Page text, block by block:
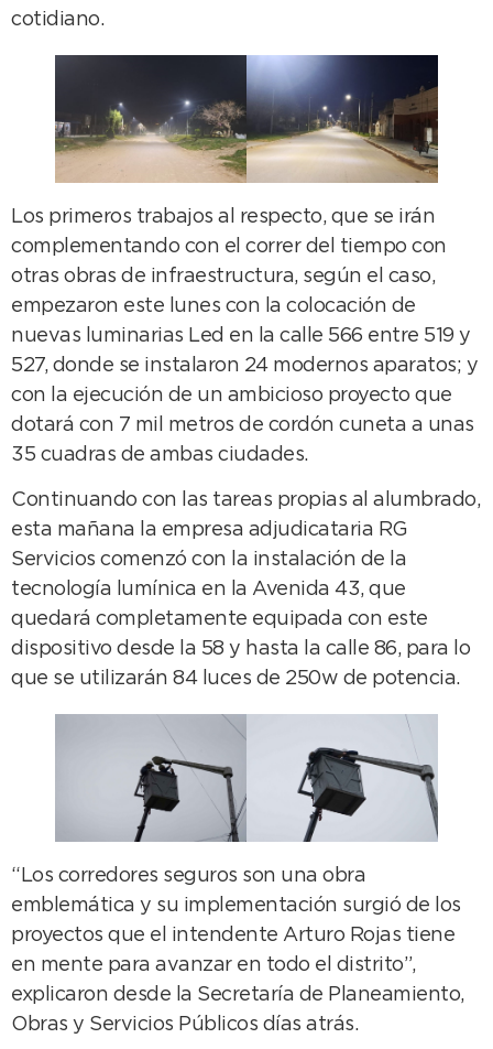
cotidiano.
Los primeros trabajos al respecto, que se irán
complementando con el correr del tiempo con
otras obras de infraestructura, según el caso,
empezaron este lunes con la colocación de
nuevas luminarias Led en la calle 566 entre 519 y
527, donde se instalaron 24 modernos aparatos; y
con la ejecución de un ambicioso proyecto que
dotará con 7 mil metros de cordón cuneta a unas
35 cuadras de ambas ciudades.
Continuando con las tareas propias al alumbrado,
esta mañana la empresa adjudicataria RG
Servicios comenzó con la instalación de la
tecnología lumínica en la Avenida 43, que
quedará completamente equipada con este
dispositivo desde la 58 y hasta la calle 86, para lo
que se utilizarán 84 luces de 250w de potencia.
“Los corredores seguros son una obra
emblemática y su implementación surgió de los
proyectos que el intendente Arturo Rojas tiene
en mente para avanzar en todo el distrito”,
explicaron desde la Secretaría de Planeamiento,
Obras y Servicios Públicos días atrás.